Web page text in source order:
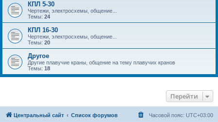
КПЛ 5-30
Чертежи, электросхемы, общение...
Темы: 24
КПЛ 16-30
Чертежи, электросхемы, общение...
Темы: 20
Другое
Другие плавучие краны, общение на тему плавучих кранов
Темы: 18
Перейти
Центральный сайт Список форумов Часовой пояс: UTC+03:00